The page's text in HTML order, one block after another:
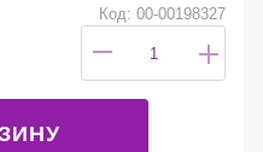
Код: 00-00198327